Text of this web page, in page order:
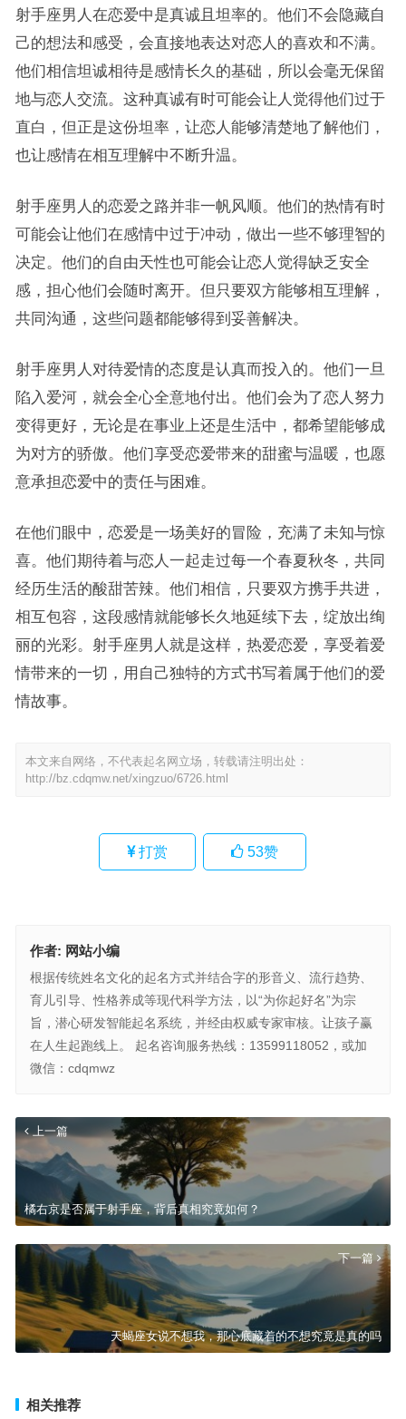
射手座男人在恋爱中是真诚且坦率的。他们不会隐藏自
己的想法和感受，会直接地表达对恋人的喜欢和不满。
他们相信坦诚相待是感情长久的基础，所以会毫无保留
地与恋人交流。这种真诚有时可能会让人觉得他们过于
直白，但正是这份坦率，让恋人能够清楚地了解他们，
也让感情在相互理解中不断升温。
射手座男人的恋爱之路并非一帆风顺。他们的热情有时
可能会让他们在感情中过于冲动，做出一些不够理智的
决定。他们的自由天性也可能会让恋人觉得缺乏安全
感，担心他们会随时离开。但只要双方能够相互理解，
共同沟通，这些问题都能够得到妥善解决。
射手座男人对待爱情的态度是认真而投入的。他们一旦
陷入爱河，就会全心全意地付出。他们会为了恋人努力
变得更好，无论是在事业上还是生活中，都希望能够成
为对方的骄傲。他们享受恋爱带来的甜蜜与温暖，也愿
意承担恋爱中的责任与困难。
在他们眼中，恋爱是一场美好的冒险，充满了未知与惊
喜。他们期待着与恋人一起走过每一个春夏秋冬，共同
经历生活的酸甜苦辣。他们相信，只要双方携手共进，
相互包容，这段感情就能够长久地延续下去，绽放出绚
丽的光彩。射手座男人就是这样，热爱恋爱，享受着爱
情带来的一切，用自己独特的方式书写着属于他们的爱
情故事。
本文来自网络，不代表起名网立场，转载请注明出处：
http://bz.cdqmw.net/xingzuo/6726.html
打赏 53赞
作者: 网站小编
根据传统姓名文化的起名方式并结合字的形音义、流行趋势、
育儿引导、性格养成等现代科学方法，以“为你起好名”为宗
旨，潜心研发智能起名系统，并经由权威专家审核。让孩子赢
在人生起跑线上。 起名咨询服务热线：13599118052，或加
微信：cdqmwz
上一篇
橘右京是否属于射手座，背后真相究竟如何？
下一篇
天蝎座女说不想我，那心底藏着的不想究竟是真的吗
相关推荐